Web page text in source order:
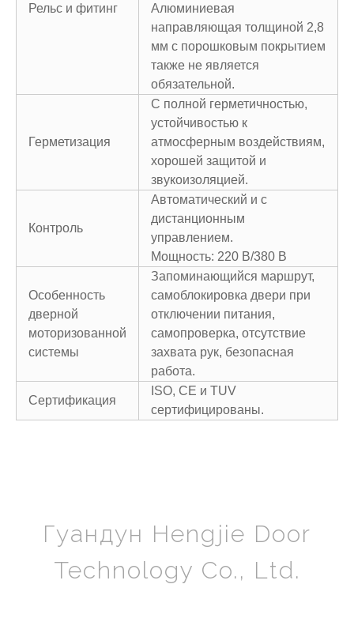
Рельс и фитинг
Алюминиевая
направляющая толщиной 2,8
мм с порошковым покрытием
также не является
обязательной.
Герметизация
С полной герметичностью,
устойчивостью к
атмосферным воздействиям,
хорошей защитой и
звукоизоляцией.
Контроль
Автоматический и с
дистанционным
управлением.
Мощность: 220 В/380 В
Особенность
дверной
моторизованной
системы
Запоминающийся маршрут,
самоблокировка двери при
отключении питания,
самопроверка, отсутствие
захвата рук, безопасная
работа.
Сертификация
ISO, CE и TUV
сертифицированы.
Гуандун Hengjie Door
Technology Co., Ltd.